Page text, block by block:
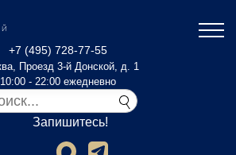
+7 (495) 728-77-55
Проезд 3-й Донской, д. 1
10:00 - 22:00 ежедневно
Запишитесь!